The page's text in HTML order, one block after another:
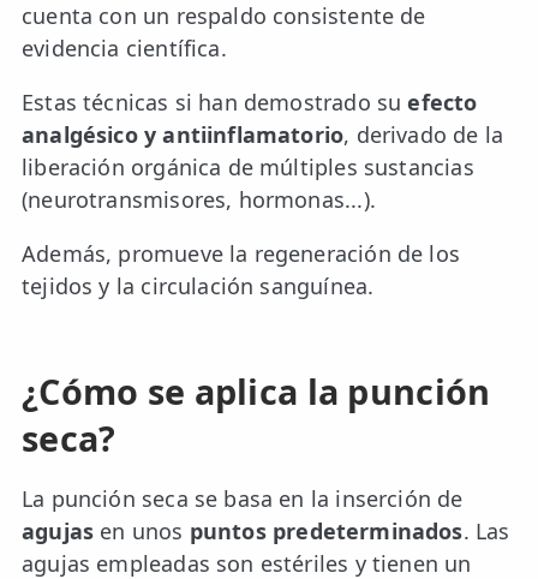
ESPECIALIDADES
😧 Fisioterapia ATM
🦴 Osteopatía
💆 Masajes Madrid
🧠 Fisioterapia Neurológica
🧍 Fisioterapia Vestibular
👶 Fisioterapia Pediátrica
cuenta con un respaldo consistente de
evidencia científica.
Estas técnicas si han demostrado suefecto
analgésico y antiinflamatorio, derivado de la
liberación orgánica de múltiples sustancias
(neurotransmisores, hormonas...).
Además, promueve la regeneración de los
tejidos y la circulación sanguínea.
¿Cómo se aplica la punción
seca?
La punción seca se basa en la inserción de
agujas en unos puntos predeterminados. Las
agujas empleadas son estériles y tienen un